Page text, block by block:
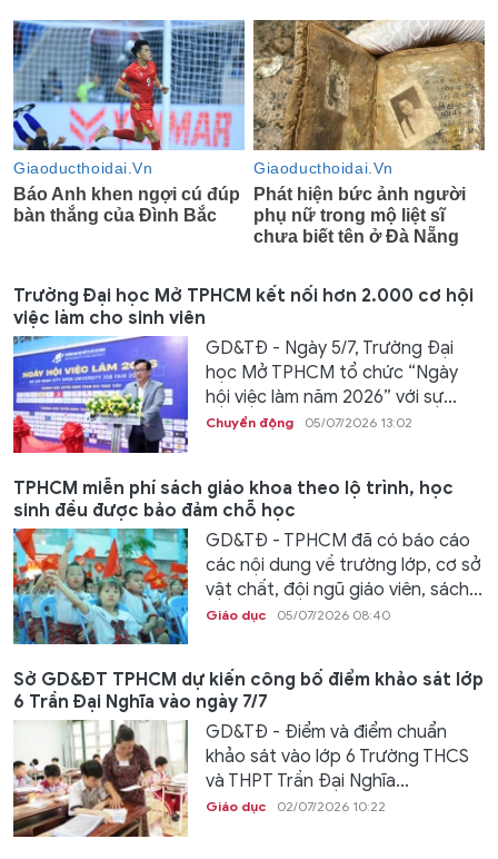
Trường Đại học Mở TPHCM kết nối hơn 2.000 cơ hội
việc làm cho sinh viên
GD&TĐ - Ngày 5/7, Trường Đại
học Mở TPHCM tổ chức “Ngày
hội việc làm năm 2026” với sự...
Chuyển động 05/07/2026 13:02
TPHCM miễn phí sách giáo khoa theo lộ trình, học
sinh đều được bảo đảm chỗ học
GD&TĐ - TPHCM đã có báo cáo
các nội dung về trường lớp, cơ sở
vật chất, đội ngũ giáo viên, sách...
Giáo dục 05/07/2026 08:40
Sở GD&ĐT TPHCM dự kiến công bố điểm khảo sát lớp
6 Trần Đại Nghĩa vào ngày 7/7
GD&TĐ - Điểm và điểm chuẩn
khảo sát vào lớp 6 Trường THCS
và THPT Trần Đại Nghĩa...
Giáo dục 02/07/2026 10:22